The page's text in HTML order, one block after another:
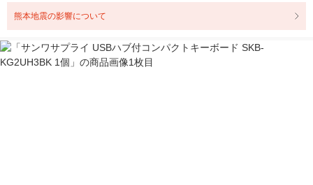
熊本地震の影響について